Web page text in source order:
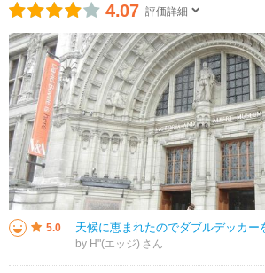
4.07 評価詳細
5.0
by H"(エッジ)